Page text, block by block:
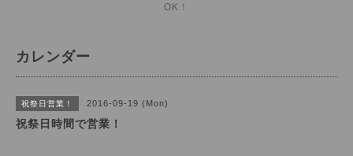
OK！
カレンダー
祝祭日営業！ 2016-09-19 (Mon)
祝祭日時間で営業！